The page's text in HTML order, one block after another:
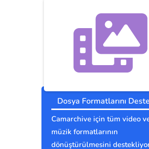
Dosya Formatlarını
Camarchive için tüm video
müzik formatlarının
dönüştürülmesini